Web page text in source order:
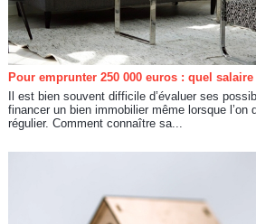
Pour emprunter 250 000 euros : quel
Il est bien souvent difficile d’évaluer ses
financer un bien immobilier même lorsque l’on
régulier. Comment connaître sa...